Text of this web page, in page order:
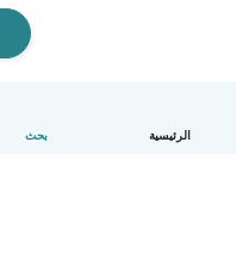
الرئيسية بحث